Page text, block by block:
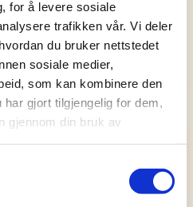
for å levere sosiale
trafikken vår. Vi deler
du bruker nettstedet
sosiale medier,
som kan kombinere den
gjort tilgjengelig for dem,
gjennom din bruk av